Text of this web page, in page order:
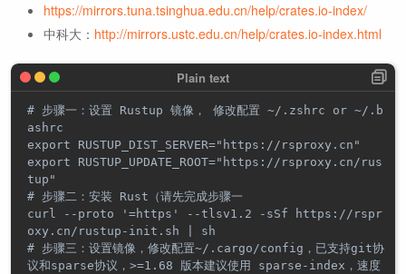
https://mirrors.tuna.tsinghua.edu.cn/help/crates.io-index/
中科大： http://mirrors.ustc.edu.cn/help/crates.io-index.html
# 步骤一：设置 Rustup 镜像， 修改配置 ~/.zshrc or ~/.b
ashrc
export RUSTUP_DIST_SERVER="https://rsproxy.cn"
export RUSTUP_UPDATE_ROOT="https://rsproxy.cn/rus
tup"
# 步骤二：安装 Rust（请先完成步骤一
curl --proto '=https' --tlsv1.2 -sSf https://rspr
oxy.cn/rustup-init.sh | sh
# 步骤三：设置镜像，修改配置~/.cargo/config，已支持git协
议和sparse协议，>=1.68 版本建议使用 sparse-index，速度